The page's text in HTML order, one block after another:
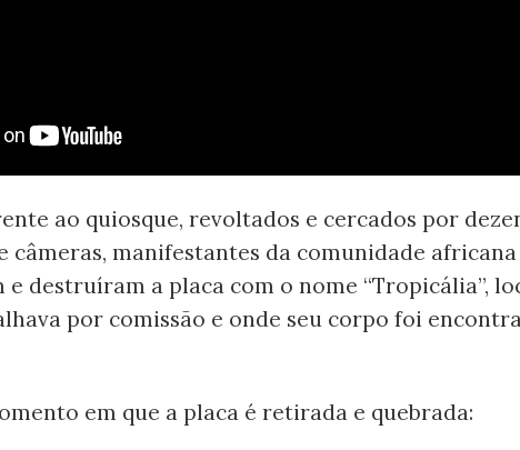
ao quiosque, revoltados e cercados por
câmeras, manifestantes da comunidade africana
e destruíram a placa com o nome “Tropicália”,
por comissão e onde seu corpo foi
em que a placa é retirada e quebrada: